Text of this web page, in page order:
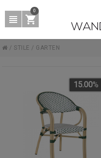
0
/ STILE / GARTEN
15.00%